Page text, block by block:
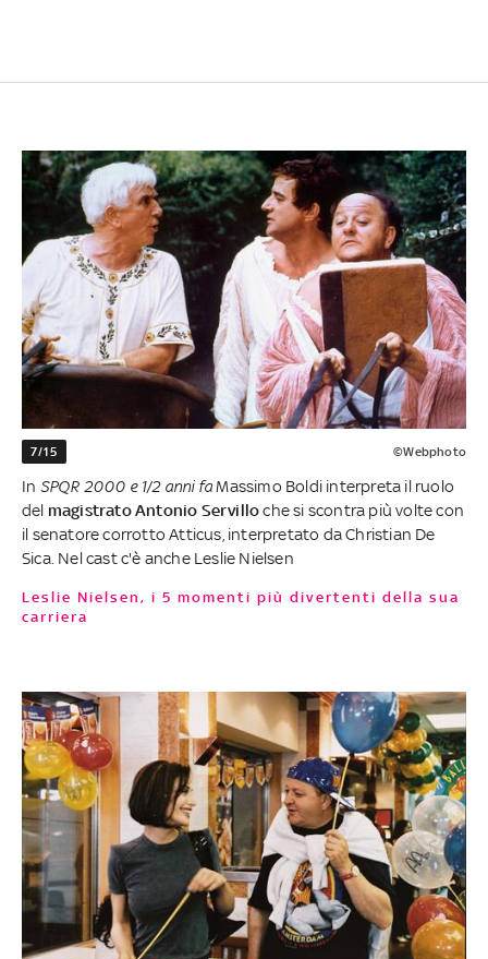
7/15 ©Webphoto
In SPQR 2000 e 1/2 anni faMassimo Boldi interpreta il ruolo
del magistrato Antonio Servilloche si scontra più volte con
il senatore corrotto Atticus, interpretato da Christian De
Sica. Nel cast c'è anche Leslie Nielsen
Leslie Nielsen, i 5 momenti più divertenti della sua
carriera